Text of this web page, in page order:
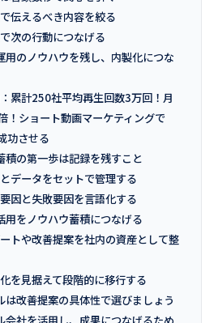
伝えるべき内容を絞る
次の行動につなげる
のノウハウを残し、内製化につな
累計250社平均再生回数3万回！月
！ショート動画マーケティングで
功させる
積の第一歩は記録を残すこと
データをセットで管理する
因と失敗要因を言語化する
用をノウハウ蓄積につなげる
トや改善提案を社内の資産として整
を見据えて段階的に移行する
改善提案の具体性で選びましょう